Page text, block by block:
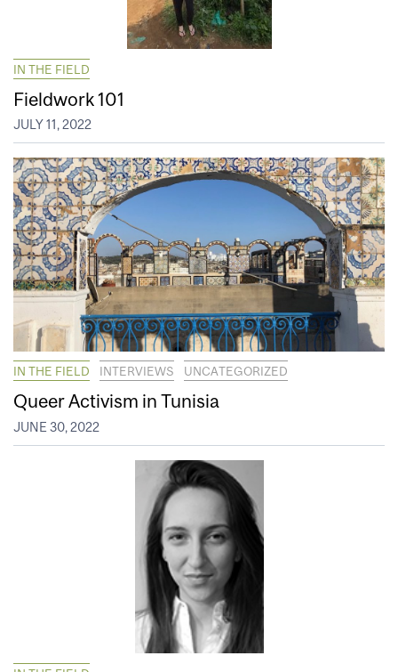
IN THE FIELD
Fieldwork 101
JULY 11, 2022
IN THE FIELD INTERVIEWS UNCATEGORIZED
Queer Activism in Tunisia
JUNE 30, 2022